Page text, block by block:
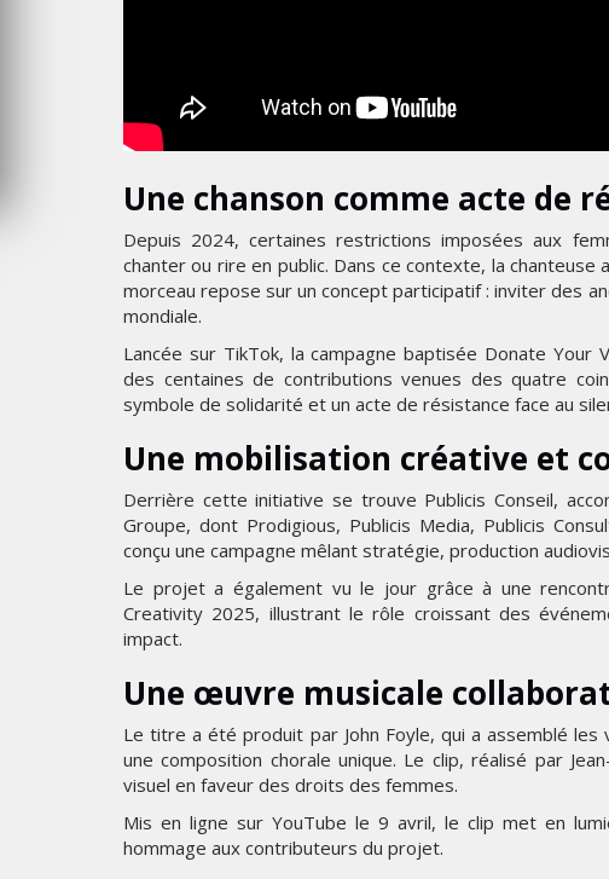
Une chanson comme acte de
Depuis 2024, certaines restrictions imposées aux
chanter ou rire en public. Dans ce contexte, la chanteuse
morceau repose sur un concept participatif : inviter des
mondiale.
Lancée sur TikTok, la campagne baptisée Donate Your
des centaines de contributions venues des quatre
symbole de solidarité et un acte de résistance face au
Une mobilisation créative et
Derrière cette initiative se trouve Publicis Conseil,
Groupe, dont Prodigious, Publicis Media, Publicis
conçu une campagne mêlant stratégie, production
Le projet a également vu le jour grâce à une
Creativity 2025, illustrant le rôle croissant des
impact.
Une œuvre musicale
Le titre a été produit par John Foyle, qui a assemblé
une composition chorale unique. Le clip, réalisé par
visuel en faveur des droits des femmes.
Mis en ligne sur YouTube le 9 avril, le clip met en
hommage aux contributeurs du projet.